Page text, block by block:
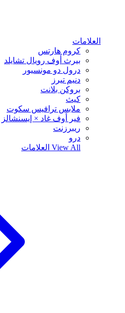
العلامات
كروم هارتس
بيرث أوف رويال تشايلد
درول دو مونسيور
دنيم تيرز
بروكن بلانت
كيث
ملابس ترافيس سكوت
فير أوف غاد × إيسنشالز
ريبرزنت
درو
View All العلامات